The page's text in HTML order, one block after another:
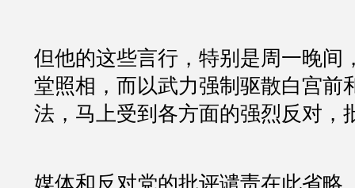
但他的这些言行，特别是周一晚间
堂照相，而以武力强制驱散白宫前
法，马上受到各方面的强烈反对，
媒体和反对党的批评谴责在此省略